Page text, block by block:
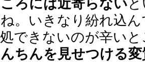
ろには近寄らない
。いきなり紛れ込
できないのが辛い
ちんを見せつける